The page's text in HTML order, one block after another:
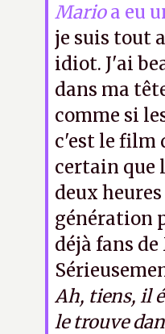
Marioa eu
je suis tout
idiot. J'ai
dans ma
comme si
c'est le film
certain que
deux
génération
déjà fans
Ah, tiens, il
le trouve